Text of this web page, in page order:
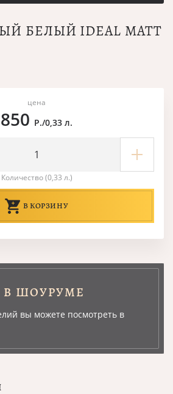
БЕЛЫЙ IDEAL MATT
цена
850 Р./0,33 л.
Количество (0,33 л.)
В КОРЗИНУ
ШОУРУМЕ
вы можете посмотреть в